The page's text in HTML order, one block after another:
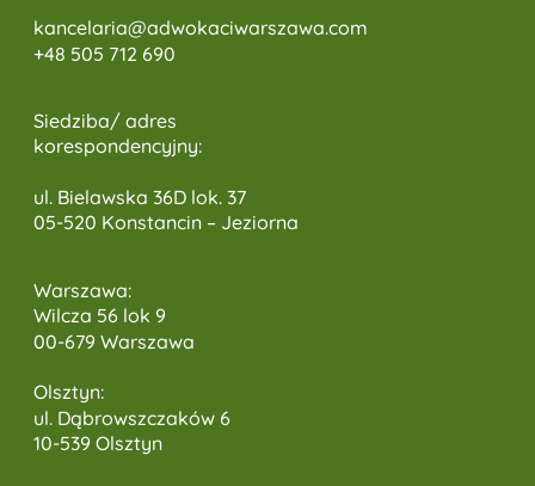
kancelaria@adwokaciwarszawa.com
+48 505 712 690
Siedziba/ adres
korespondencyjny:
ul. Bielawska 36D lok. 37
05-520 Konstancin – Jeziorna
Warszawa:
Wilcza 56 lok 9
00-679 Warszawa
Olsztyn:
ul. Dąbrowszczaków 6
10-539 Olsztyn